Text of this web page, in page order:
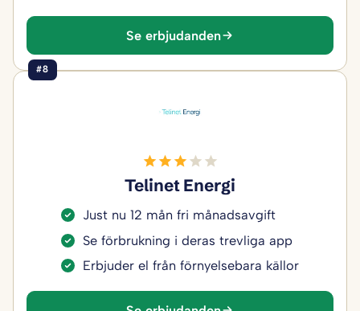
Se erbjudanden
#8
Telinet Energi
Just nu 12 mån fri månadsavgift
Se förbrukning i deras trevliga app
Erbjuder el från förnyelsebara källor